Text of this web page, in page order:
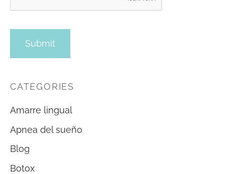
CATEGORIES
Amarre lingual
Apnea del sueño
Blog
Botox